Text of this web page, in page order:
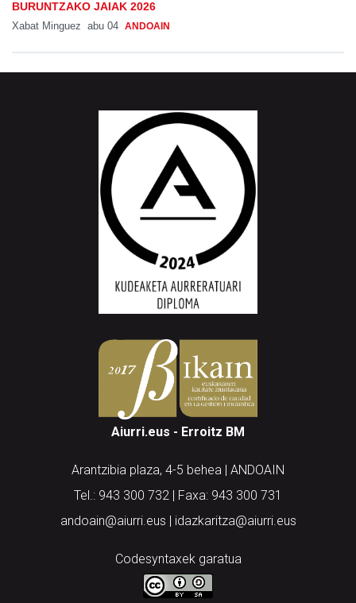
Aiurri.eus - Erroitz BM
Arantzibia plaza, 4-5 behea | ANDOAIN
Tel.: 943 300 732 | Faxa: 943 300 731
andoain@aiurri.eus | idazkaritza@aiurri.eus
Codesyntaxek garatua